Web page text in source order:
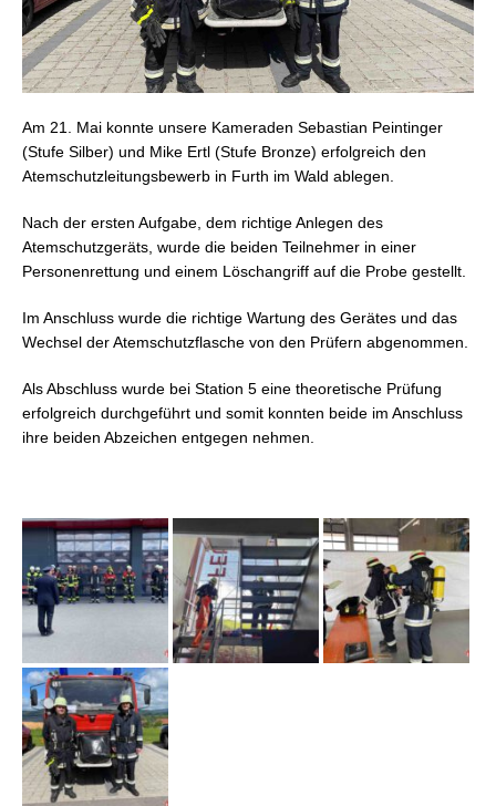
Am 21. Mai konnte unsere Kameraden Sebastian Peintinger
(Stufe Silber) und Mike Ertl (Stufe Bronze) erfolgreich den
Atemschutzleitungsbewerb in Furth im Wald ablegen.
Nach der ersten Aufgabe, dem richtige Anlegen des
Atemschutzgeräts, wurde die beiden Teilnehmer in einer
Personenrettung und einem Löschangriff auf die Probe gestellt.
Im Anschluss wurde die richtige Wartung des Gerätes und das
Wechsel der Atemschutzflasche von den Prüfern abgenommen.
Als Abschluss wurde bei Station 5 eine theoretische Prüfung
erfolgreich durchgeführt und somit konnten beide im Anschluss
ihre beiden Abzeichen entgegen nehmen.